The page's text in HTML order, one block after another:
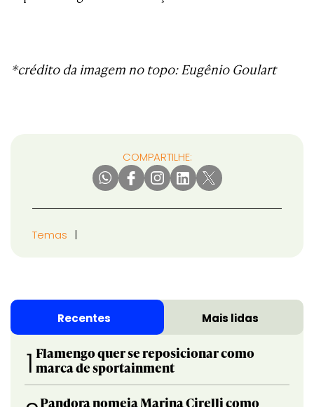
*crédito da imagem no topo: Eugênio Goulart
COMPARTILHE:
Temas
Recentes Mais lidas
1 Flamengo quer se reposicionar como
marca de sportainment
Pandora nomeia Marina Cirelli como